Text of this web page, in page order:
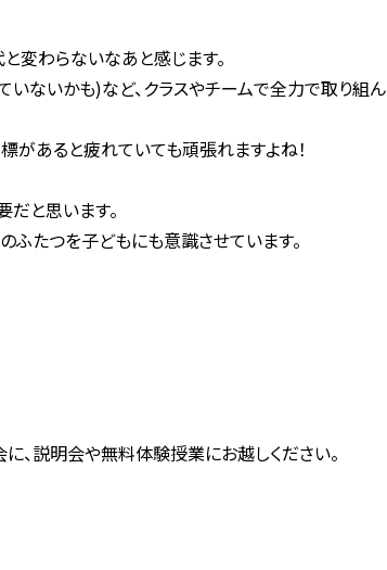
変わらないなあと感じます。
ないかも)など、クラスやチームで全力で取り組ん
標があると疲れていても頑張れますよね！
と思います。
ふたつを子どもにも意識させています。
、説明会や無料体験授業にお越しください。